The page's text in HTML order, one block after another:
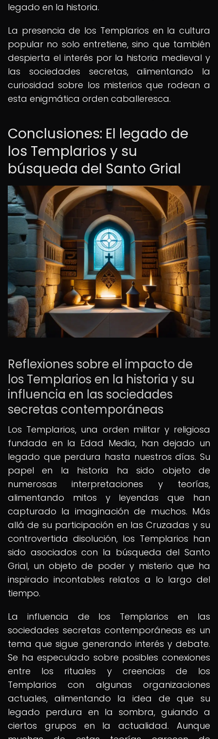
legado en la historia.
La presencia de los Templarios en la cultura
popular no solo entretiene, sino que también
despierta el interés por la historia medieval y
las sociedades secretas, alimentando la
curiosidad sobre los misterios que rodean a
esta enigmática orden caballeresca.
Conclusiones: El legado de
los Templarios y su
búsqueda del Santo Grial
Reflexiones sobre el impacto de
los Templarios en la historia y su
influencia en las sociedades
secretas contemporáneas
Los Templarios, una orden militar y religiosa
fundada en la Edad Media, han dejado un
legado que perdura hasta nuestros días. Su
papel en la historia ha sido objeto de
numerosas interpretaciones y teorías,
alimentando mitos y leyendas que han
capturado la imaginación de muchos. Más
allá de su participación en las Cruzadas y su
controvertida disolución, los Templarios han
sido asociados con la búsqueda del Santo
Grial, un objeto de poder y misterio que ha
inspirado incontables relatos a lo largo del
tiempo.
La influencia de los Templarios en las
sociedades secretas contemporáneas es un
tema que sigue generando interés y debate.
Se ha especulado sobre posibles conexiones
entre los rituales y creencias de los
Templarios con algunas organizaciones
actuales, alimentando la idea de que su
legado perdura en la sombra, guiando a
ciertos grupos en la actualidad. Aunque